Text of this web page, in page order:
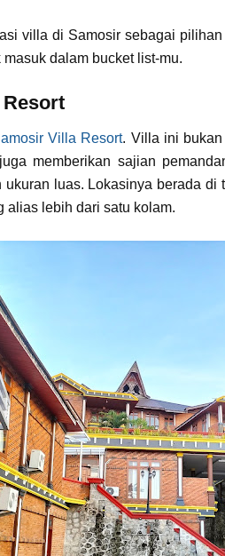
villa di Samosir sebagai
dalam bucket list-mu.
Villa Resort. Villa ini bukan
memberikan sajian
ukuran luas. Lokasinya berada di
alias lebih dari satu kolam.